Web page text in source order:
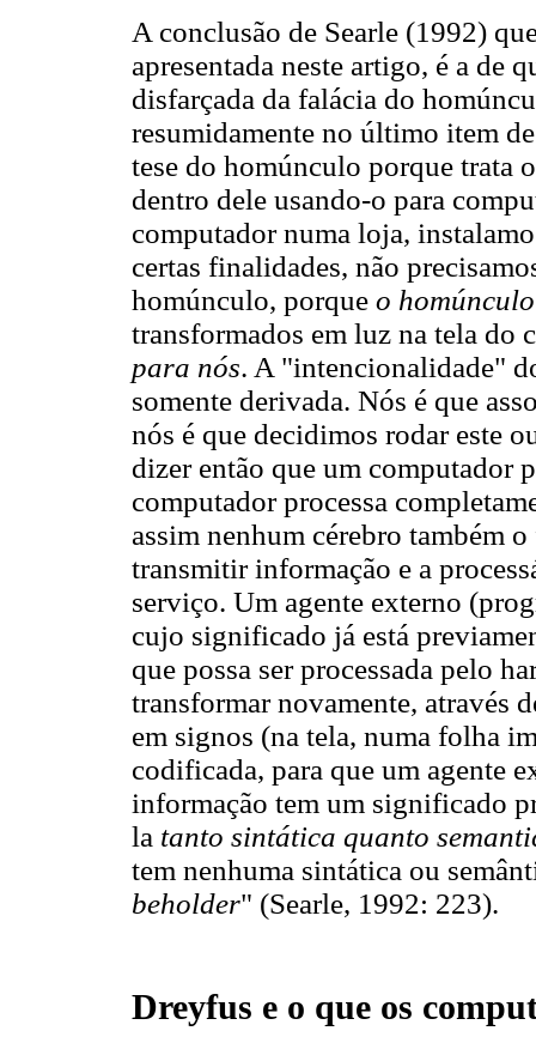
A conclusão de Searle (1992)
apresentada neste artigo, é a de
disfarçada da falácia do
resumidamente no último item
tese do homúnculo porque trata
dentro dele usando-o para
computador numa loja,
certas finalidades, não
homúnculo, porque o
transformados em luz na tela do
para nós. A "intencionalidade"
somente derivada. Nós é que
nós é que decidimos rodar este
dizer então que um computador
computador processa
assim nenhum cérebro também
transmitir informação e a
serviço. Um agente externo
cujo significado já está
que possa ser processada pelo
transformar novamente, através
em signos (na tela, numa folha
codificada, para que um agente
informação tem um significado
la tanto sintática quanto
tem nenhuma sintática ou
beholder" (Searle, 1992: 223).
Dreyfus e o que os